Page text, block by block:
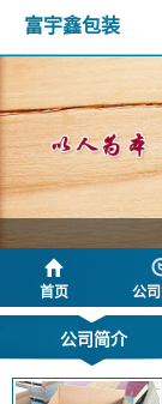
富宇鑫包装
首页 公
公司简介